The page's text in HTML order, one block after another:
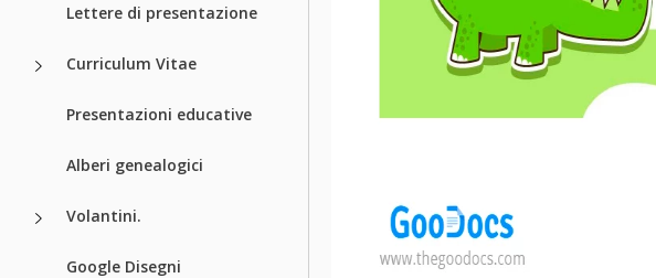
Lettere di presentazione
Curriculum Vitae
Presentazioni educative
Alberi genealogici
Volantini.
Google Disegni